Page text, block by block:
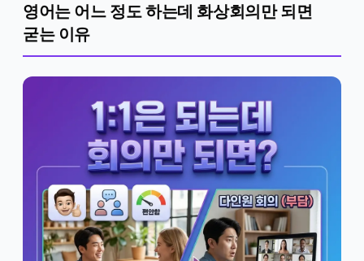
영어는 어느 정도 하는데 화상회의만 되면
굳는 이유